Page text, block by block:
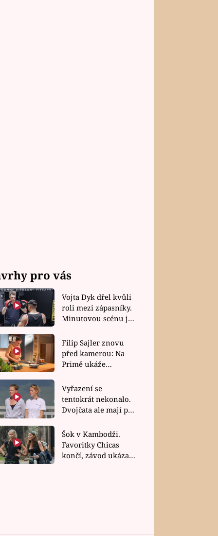
pro vás
Vojta Dyk dřel kvůli
roli mezi zápasníky.
Minutovou scénu jel
Filip Sajler znovu
před kamerou: Na
Primě ukáže
rychlé recepty
Vyřazení se
tentokrát nekonalo.
Dvojčata ale mají po
závodu nůž na krku
Šok v Kambodži.
Favoritky Chicas
končí, závod ukázal